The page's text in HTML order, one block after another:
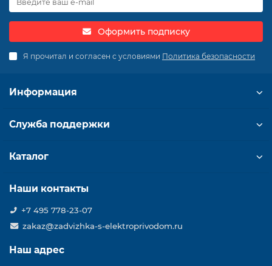
Оформить подписку
Я прочитал и согласен с условиями Политика безопасности
Информация
Служба поддержки
Каталог
Наши контакты
+7 495 778-23-07
zakaz@zadvizhka-s-elektroprivodom.ru
Наш адрес